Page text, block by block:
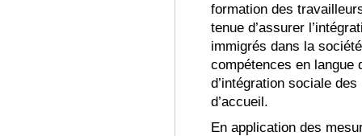
formation des
tenue d’assurer
immigrés dans la
compétences en langue
d’intégration sociale
d’accueil.
En application des